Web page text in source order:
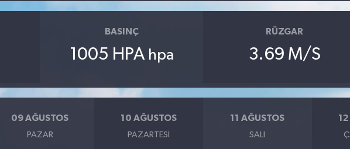
BASINÇ
1005 HPA hpa
RÜZGAR
3.69 M/S
09 AĞUSTOS
PAZAR
10 AĞUSTOS
PAZARTESI
11 AĞUSTOS
SALI